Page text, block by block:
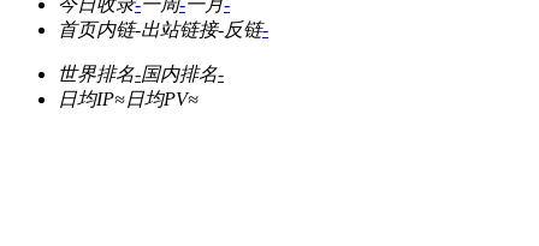
首页内链-出站链接-反链-
世界排名-国内排名-
日均IP≈日均PV≈